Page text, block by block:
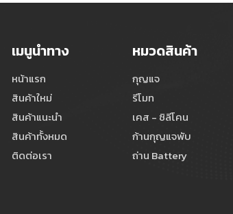
เมนูนำทาง
หน้าแรก
สินค้าใหม่
สินค้าแนะนำ
สินค้าทั้งหมด
ติดต่อเรา
หมวดสินค้า
กุญแจ
รีโมท
เคส - ซิลีโคน
ก้านกุญแจพับ
ถ่าน Battery